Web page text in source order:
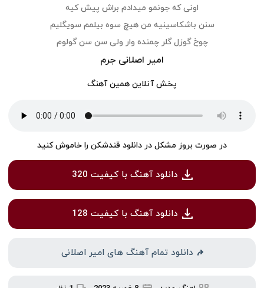
اونی که جونمو میدادم براش پیش کیه
سنن باشکاسینیه من هیچ سوه بیلمم سویگلیم
چوخ گوزل گلر چمنده وار ولی سن سن گولوم
امیر اصلانی جرم
پخش آنلاین همین آهنگ
در صورت بروز مشکل در دانلود قندشکن را خاموش کنید
دانلود آهنگ با کیفیت 320
دانلود آهنگ با کیفیت 128
دانلود تمام آهنگ های امیر اصلانی